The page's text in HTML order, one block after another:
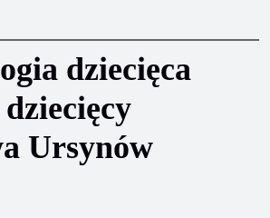
dziecięca
Ursynów